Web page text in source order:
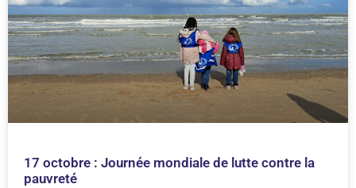
17 octobre : Journée mondiale de lutte contre la
pauvreté